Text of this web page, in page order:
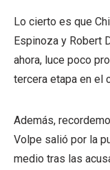
Lo cierto es que
Espinoza y Robert
ahora, luce poco
tercera etapa en el
Además,
Volpe salió por la
medio tras las